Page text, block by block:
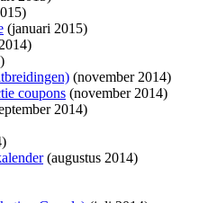
(januari 2015)
(november 2014)
coupons (november 2014)
2014)
(augustus 2014)